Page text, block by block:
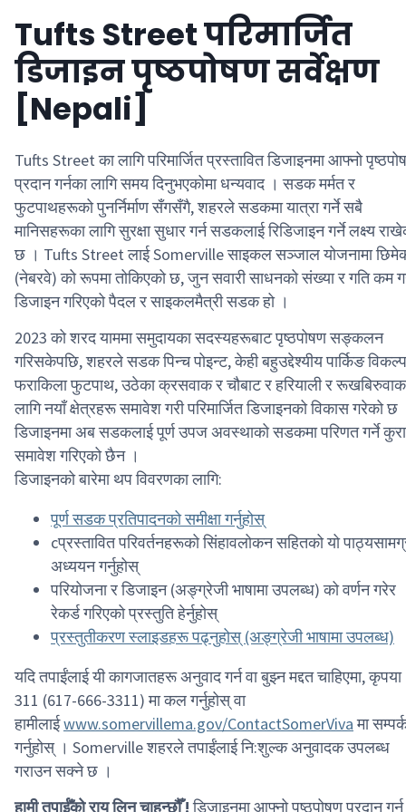
Tufts Street परिमार्जित
डिजाइन पृष्ठपोषण सर्वेक्षण
[Nepali]
Tufts Street का लागि परिमार्जित प्रस्तावित डिजाइनमा आफ्नो
प्रदान गर्नका लागि समय दिनुभएकोमा धन्यवाद । सडक मर्मत र
फुटपाथहरूको पुनर्निर्माण सँगसँगै, शहरले सडकमा यात्रा गर्ने सबै
मानिसहरूका लागि सुरक्षा सुधार गर्न सडकलाई रिडिजाइन गर्ने लक्ष्य
छ । Tufts Street लाई Somerville साइकल सञ्जाल योजनामा
(नेबरवे) को रूपमा तोकिएको छ, जुन सवारी साधनको संख्या र गति कम
डिजाइन गरिएको पैदल र साइकलमैत्री सडक हो ।
2023 को शरद याममा समुदायका सदस्यहरूबाट पृष्ठपोषण सङ्कलन
गरिसकेपछि, शहरले सडक पिन्च पोइन्ट, केही बहुउद्देश्यीय पार्किङ
फराकिला फुटपाथ, उठेका क्रसवाक र चौबाट र हरियाली र
लागि नयाँ क्षेत्रहरू समावेश गरी परिमार्जित डिजाइनको विकास गरेको छ
डिजाइनमा अब सडकलाई पूर्ण उपज अवस्थाको सडकमा परिणत गर्ने कुरा
समावेश गरिएको छैन ।
डिजाइनको बारेमा थप विवरणका लागि:
पूर्ण सडक प्रतिपादनको समीक्षा गर्नुहोस्
cप्रस्तावित परिवर्तनहरूको सिंहावलोकन सहितको यो
अध्ययन गर्नुहोस्
परियोजना र डिजाइन (अङ्ग्रेजी भाषामा उपलब्ध) को वर्णन गरेर
रेकर्ड गरिएको प्रस्तुति हेर्नुहोस्
प्रस्तुतीकरण स्लाइडहरू पढ्नुहोस् (अङ्ग्रेजी भाषामा उपलब्ध)
यदि तपाईंलाई यी कागजातहरू अनुवाद गर्न वा बुझ्न मद्दत चाहिएमा, कृपया
311 (617-666-3311) मा कल गर्नुहोस् वा
हामीलाईwww.somervillema.gov/ContactSomerVivaमा
गर्नुहोस् । Somerville शहरले तपाईंलाई नि:शुल्क अनुवादक उपलब्ध
गराउन सक्ने छ ।
हामी तपाईँको राय लिन चाहन्छौँ !डिजाइनमा आफ्नो पृष्ठपोषण प्रदान गर्न